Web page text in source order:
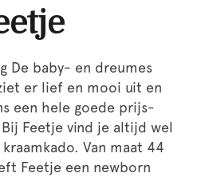
De baby- en dreumes
er lief en mooi uit en
een hele goede prijs-
Feetje vind je altijd wel
Van maat 44
Feetje een newborn